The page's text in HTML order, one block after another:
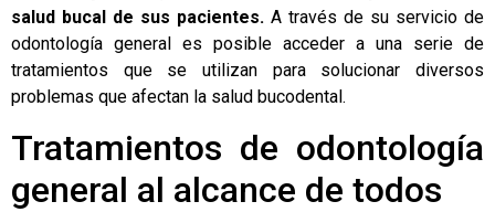
salud bucal de sus pacientes. A través de su servicio de
odontología general
es posible acceder a una serie de
tratamientos que se utilizan para solucionar diversos
problemas que afectan la salud bucodental.
Tratamientos de odontología
general al alcance de todos